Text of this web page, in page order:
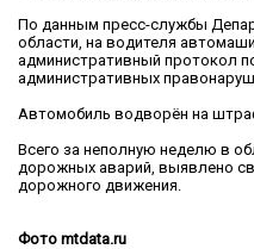
По данным пресс-службы
области, на водителя
административный протокол
административных
Автомобиль водворён на
Всего за неполную неделю в
дорожных аварий, выявлено
дорожного движения.
Фото mtdata.ru